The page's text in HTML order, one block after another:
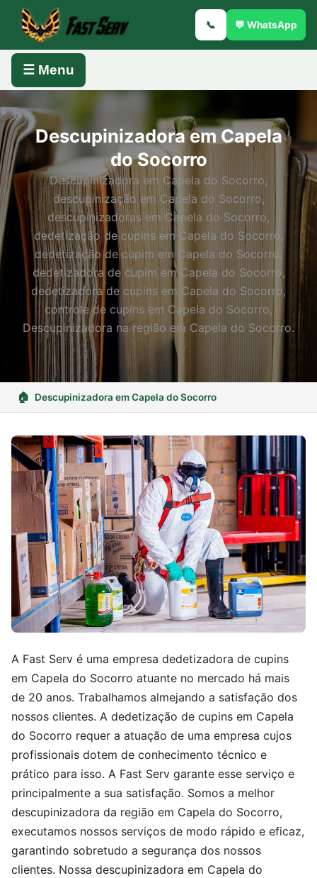
📞 💬 WhatsApp
☰ Menu
Descupinizadora em Capela
do Socorro
Descupinizadora em Capela do Socorro,
descupinização em Capela do Socorro,
descupinizadoras em Capela do Socorro,
dedetização de cupins em Capela do Socorro,
dedetização de cupim em Capela do Socorro,
dedetizadora de cupim em Capela do Socorro,
dedetizadora de cupins em Capela do Socorro,
controle de cupins em Capela do Socorro,
Descupinizadora na região em Capela do Socorro.
Descupinizadora em Capela do Socorro
A Fast Serv é uma empresa dedetizadora de cupins
em Capela do Socorro atuante no mercado há mais
de 20 anos. Trabalhamos almejando a satisfação dos
nossos clientes. A dedetização de cupins em Capela
do Socorro requer a atuação de uma empresa cujos
profissionais dotem de conhecimento técnico e
prático para isso. A Fast Serv garante esse serviço e
principalmente a sua satisfação. Somos a melhor
descupinizadora da região em Capela do Socorro,
executamos nossos serviços de modo rápido e eficaz,
garantindo sobretudo a segurança dos nossos
clientes. Nossa descupinizadora em Capela do